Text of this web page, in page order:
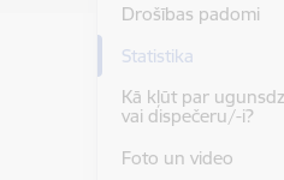
Drošības padomi
Statistika
Kā kļūt par
vai dispečeru/-i?
Foto un video